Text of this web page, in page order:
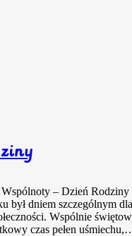
– Dzień
był dniem szczególnym dla
Wspólnie
czas pełen